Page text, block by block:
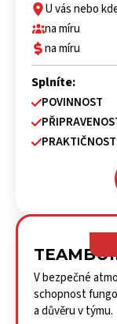
U vás nebo
na míru
na míru
Splníte:
POVINNOST
PRAKTIČNOST
V bezpečné
schopnost
a důvěru v týmu.